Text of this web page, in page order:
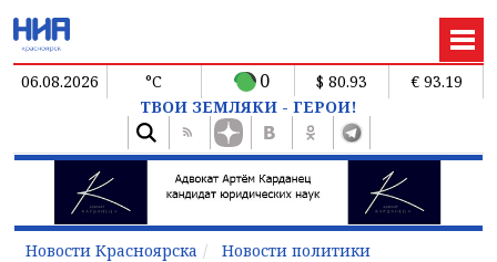
06.08.2026 °C 0 $ 80.93
€ 93.19
ТВОИ ЗЕМЛЯКИ - ГЕРОИ!
Новости Красноярска Новости политики